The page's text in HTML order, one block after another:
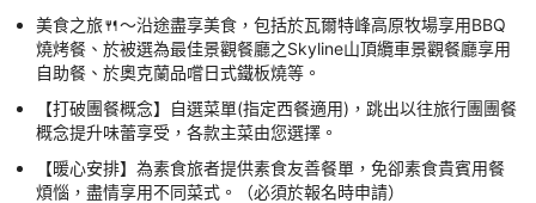
美食之旅🍴～沿途盡享美食，包括於瓦爾特峰高原牧場享用BBQ
燒烤餐、於被選為最佳景觀餐廳之Skyline山頂纜車景觀餐廳享用
自助餐、於奧克蘭品嚐日式鐵板燒等。
【打破團餐概念】自選菜單(指定西餐適用)，跳出以往旅行團團餐
概念提升味蕾享受，各款主菜由您選擇。
【暖心安排】為素食旅者提供素食友善餐單，免卻素食貴賓用餐
煩惱，盡情享用不同菜式。（必須於報名時申請）